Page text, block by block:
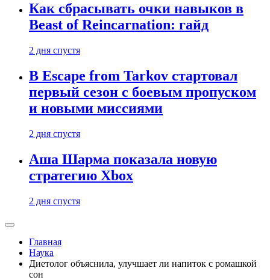
Как сбрасывать очки навыков в
Beast of Reincarnation: гайд
2 дня спустя
В Escape from Tarkov стартовал
первый сезон с боевым пропуском
и новыми миссиями
2 дня спустя
Аша Шарма показала новую
стратегию Xbox
2 дня спустя
Главная
Наука
Диетолог объяснила, улучшает ли напиток с ромашкой
сон